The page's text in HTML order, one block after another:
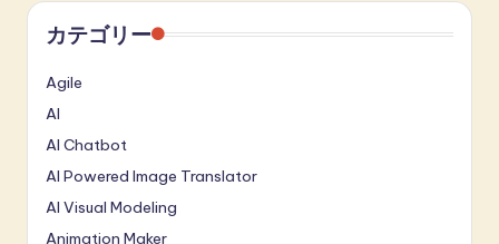
カテゴリー
Agile
AI
AI Chatbot
AI Powered Image Translator
AI Visual Modeling
Animation Maker